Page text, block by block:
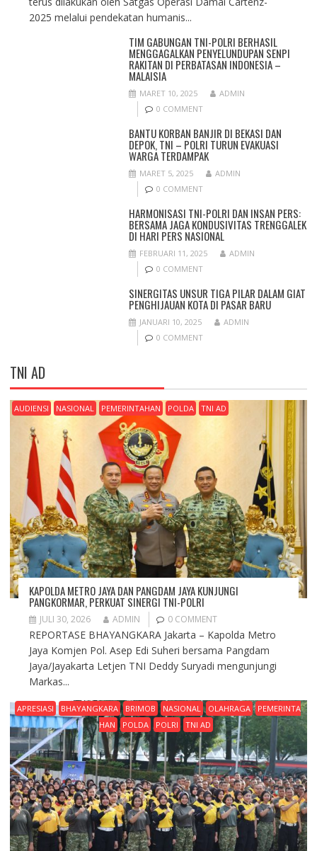
2025 melalui pendekatan humanis...
TIM GABUNGAN TNI-POLRI BERHASIL
MENGGAGALKAN PENYELUNDUPAN SENPI
RAKITAN DI PERBATASAN INDONESIA –
MALAISIA
MARET 10, 2025
ADMIN
0 COMMENT
BANTU KORBAN BANJIR DI BEKASI DAN
DEPOK, TNI – POLRI TURUN EVAKUASI
WARGA TERDAMPAK
MARET 5, 2025
ADMIN
0 COMMENT
HARMONISASI TNI-POLRI DAN INSAN PERS:
BERSAMA JAGA KONDUSIVITAS TRENGGALEK
DI HARI PERS NASIONAL
FEBRUARI 11, 2025
ADMIN
0 COMMENT
SINERGITAS UNSUR TIGA PILAR DALAM GIAT
PENGHIJAUAN KOTA DI PASAR BARU
JANUARI 10, 2025
ADMIN
0 COMMENT
TNI AD
AUDIENSI NASIONAL PEMERINTAHAN POLDA TNI AD
KAPOLDA METRO JAYA DAN PANGDAM JAYA KUNJUNGI
PANGKORMAR, PERKUAT SINERGI TNI-POLRI
JULI 30, 2026 ADMIN 0 COMMENT
REPORTASE BHAYANGKARA Jakarta – Kapolda Metro
Jaya Komjen Pol. Asep Edi Suheri bersama Pangdam
Jaya/Jayakarta Letjen TNI Deddy Suryadi mengunjungi
Markas...
APRESIASI BHAYANGKARA BRIMOB NASIONAL OLAHRAGA
PEMERINTA
HAN
POLDA POLRI TNI AD